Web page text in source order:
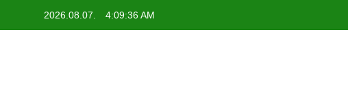
2026.08.07. 4:09:37 AM